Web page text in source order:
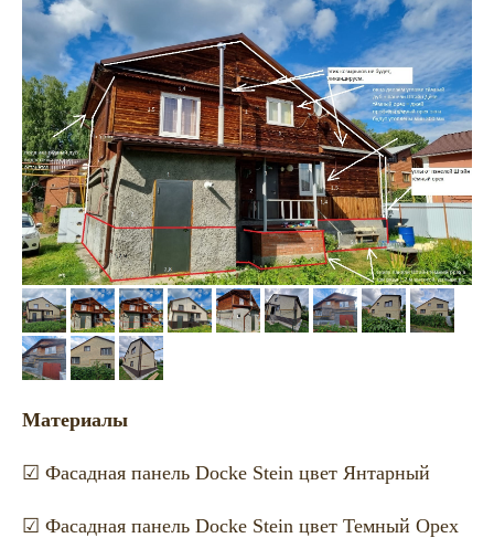
Материалы
☑ Фасадная панель Docke Stein цвет Янтарный
☑ Фасадная панель Docke Stein цвет Темный Орех